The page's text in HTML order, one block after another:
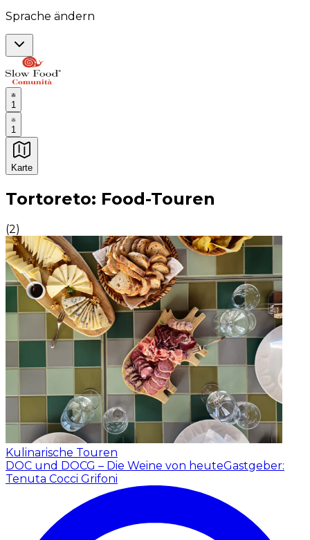
Sprache ändern
1
1
Karte
Unvergessliche kulinarische Erlebnisse:
Tortoreto: Food-Touren
(2)
Kulinarische Touren
DOC und DOCG – Die Weine von heuteGastgeber:
Tenuta Cocci Grifoni